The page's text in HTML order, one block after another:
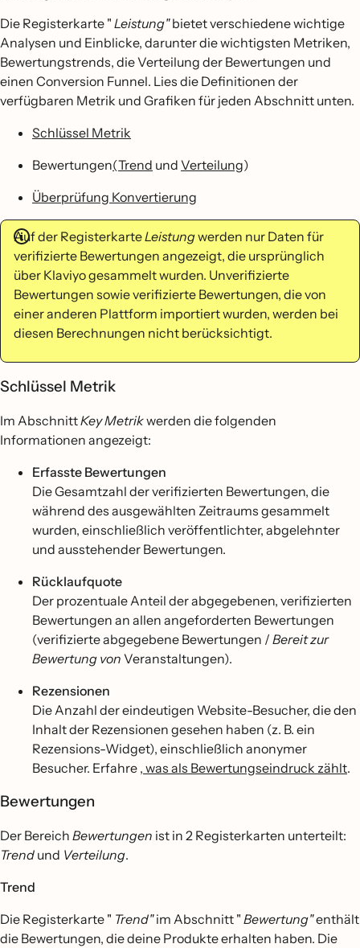
Die Registerkarte " Leistung"bietet verschiedene wichtige
Analysen und Einblicke, darunter die wichtigsten Metriken,
Bewertungstrends, die Verteilung der Bewertungen und
einen Conversion Funnel. Lies die Definitionen der
verfügbaren Metrik und Grafiken für jeden Abschnitt unten.
Schlüssel Metrik
Bewertungen(Trend und Verteilung)
Überprüfung Konvertierung
Auf der RegisterkarteLeistungwerden nur Daten für
verifizierte Bewertungen angezeigt, die ursprünglich
über Klaviyo gesammelt wurden. Unverifizierte
Bewertungen sowie verifizierte Bewertungen, die von
einer anderen Plattform importiert wurden, werden bei
diesen Berechnungen nicht berücksichtigt.
Schlüssel Metrik
Im AbschnittKey Metrikwerden die folgenden
Informationen angezeigt:
Erfasste Bewertungen
Die Gesamtzahl der verifizierten Bewertungen, die
während des ausgewählten Zeitraums gesammelt
wurden, einschließlich veröffentlichter, abgelehnter
und ausstehender Bewertungen.
Rücklaufquote
Der prozentuale Anteil der abgegebenen, verifizierten
Bewertungen an allen angeforderten Bewertungen
(verifizierte abgegebene Bewertungen / Bereit zur
Bewertung von Veranstaltungen).
Rezensionen
Die Anzahl der eindeutigen Website-Besucher, die den
Inhalt der Rezensionen gesehen haben (z. B. ein
Rezensions-Widget), einschließlich anonymer
Besucher. Erfahre , was als Bewertungseindruck zählt.
Bewertungen
Der Bereich Bewertungen ist in 2 Registerkarten unterteilt:
Trend und Verteilung.
Trend
Die Registerkarte " Trend"im Abschnitt " Bewertung"enthält
die Bewertungen, die deine Produkte erhalten haben. Die